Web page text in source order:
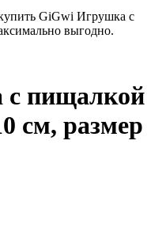
GiGwi Игрушка с
выгодно.
пищалкой
см, размер